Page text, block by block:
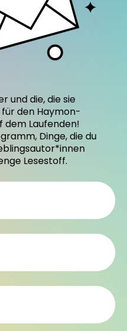
und die, die sie
den Haymon-
dem Laufenden!
Dinge, die du
Lesestoff.